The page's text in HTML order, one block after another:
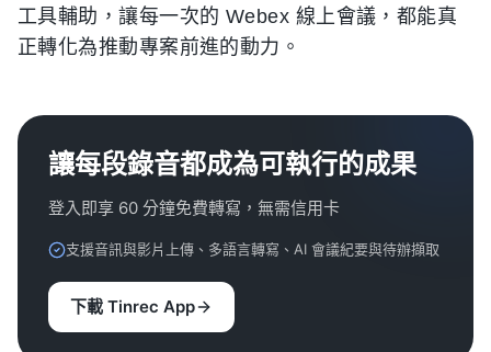
工具輔助，讓每一次的 Webex 線上會議，都能真
正轉化為推動專案前進的動力。
讓每段錄音都成為可執行的成果
登入即享 60 分鐘免費轉寫，無需信用卡
支援音訊與影片上傳、多語言轉寫、AI 會議紀要與待辦擷取
下載 Tinrec App